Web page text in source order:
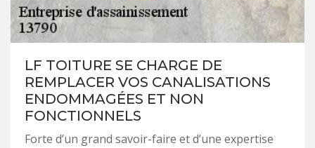
LF TOITURE SE CHARGE DE
REMPLACER VOS CANALISATIONS
ENDOMMAGÉES ET NON
FONCTIONNELS
Forte d’un grand savoir-faire et d’une expertise